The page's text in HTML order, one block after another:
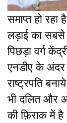
समाप्त हो रहा
लड़ाई का सबसे
पिछड़ा वर्ग
एनडीए के अंदर
राष्ट्रपति
भी दलित और
की फ़िराक में